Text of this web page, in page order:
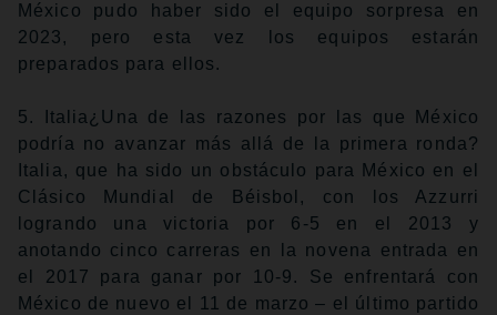
México pudo haber sido el equipo sorpresa en
2023, pero esta vez los equipos estarán
preparados para ellos.
5. Italia¿Una de las razones por las que México
podría no avanzar más allá de la primera ronda?
Italia, que ha sido un obstáculo para México en el
Clásico Mundial de Béisbol, con los Azzurri
logrando una victoria por 6-5 en el 2013 y
anotando cinco carreras en la novena entrada en
el 2017 para ganar por 10-9. Se enfrentará con
México de nuevo el 11 de marzo – el último partido